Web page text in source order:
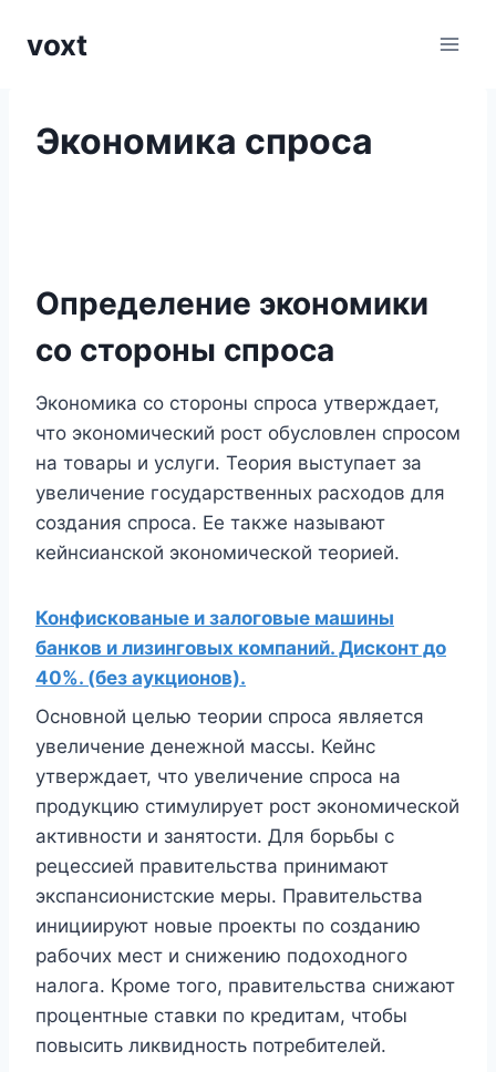
voxt
Экономика спроса
Определение экономики
со стороны спроса
Экономика со стороны спроса утверждает,
что экономический рост обусловлен спросом
на товары и услуги. Теория выступает за
увеличение государственных расходов для
создания спроса. Ее также называют
кейнсианской экономической теорией.
Конфискованые и залоговые машины
банков и лизинговых компаний. Дисконт до
40%. (без аукционов).
Основной целью теории спроса является
увеличение денежной массы. Кейнс
утверждает, что увеличение спроса на
продукцию стимулирует рост экономической
активности и занятости. Для борьбы с
рецессией правительства принимают
экспансионистские меры. Правительства
инициируют новые проекты по созданию
рабочих мест и снижению подоходного
налога. Кроме того, правительства снижают
процентные ставки по кредитам, чтобы
повысить ликвидность потребителей.